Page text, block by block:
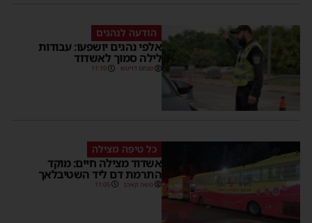
הודעה לנהגים
אלפי נהגים יושפעו: עבודות
לילה סמוך לאשדוד
מנחם דויטש 11:10
כל טיפה מצילה
אשדוד מצילה חיים: מוקד
התרמת דם ליד השטיבלאך
משה קאהן 11:05